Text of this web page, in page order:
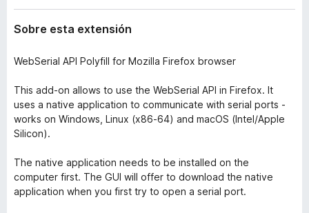
e
o
p
a
F
i
r
n
i
n
Sobre esta extensión
WebSerial API Polyfill for Mozilla Firefox browser
This add-on allows to use the WebSerial API in Firefox. It
uses a native application to communicate with serial ports -
works on Windows, Linux (x86-64) and macOS (Intel/Apple
Silicon).
The native application needs to be installed on the
computer first. The GUI will offer to download the native
application when you first try to open a serial port.